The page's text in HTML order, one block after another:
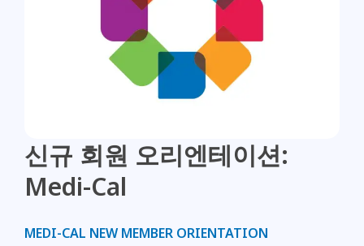
신규 회원 오리엔테이션:
Medi-Cal
MEDI-CAL NEW MEMBER ORIENTATION